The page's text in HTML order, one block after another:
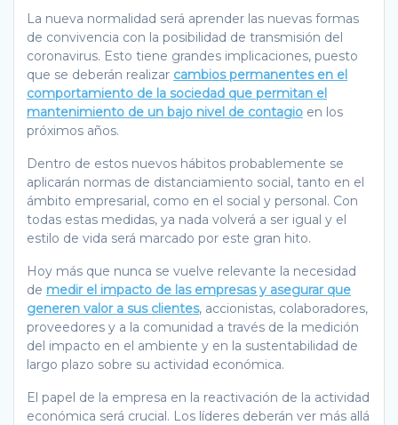
La nueva normalidad será aprender las nuevas formas
de convivencia con la posibilidad de transmisión del
coronavirus. Esto tiene grandes implicaciones, puesto
que se deberán realizar cambios permanentes en el
comportamiento de la sociedad que permitan el
mantenimiento de un bajo nivel de contagio en los
próximos años.
Dentro de estos nuevos hábitos probablemente se
aplicarán normas de distanciamiento social, tanto en el
ámbito empresarial, como en el social y personal. Con
todas estas medidas, ya nada volverá a ser igual y el
estilo de vida será marcado por este gran hito.
Hoy más que nunca se vuelve relevante la necesidad
de medir el impacto de las empresas y asegurar que
generen valor a sus clientes, accionistas, colaboradores,
proveedores y a la comunidad a través de la medición
del impacto en el ambiente y en la sustentabilidad de
largo plazo sobre su actividad económica.
El papel de la empresa en la reactivación de la actividad
económica será crucial. Los líderes deberán ver más allá